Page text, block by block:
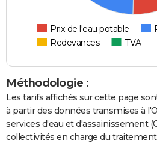
Prix de l'eau potable
Redevances
TVA
Méthodologie :
Les tarifs affichés sur cette page
à partir des données transmises à
services d'eau et d'assainissement
collectivités en charge du